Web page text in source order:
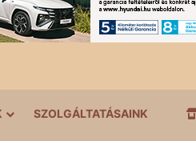
SZOLGÁLTATÁSAINK